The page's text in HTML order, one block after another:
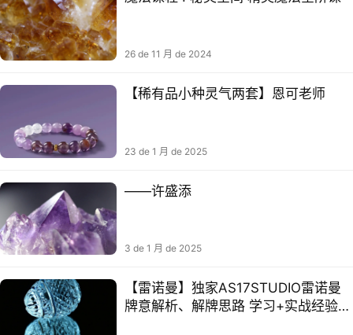
关注公众号
26 de 11 月 de 2024
【稀有品小‬种灵气两套】恩可老师
23 de 1 月 de 2025
——许盛添‬
3 de 1 月 de 2025
【雷诺曼】独家AS17STUDIO雷诺曼
牌意解析、解牌思路 学习+实战经验总